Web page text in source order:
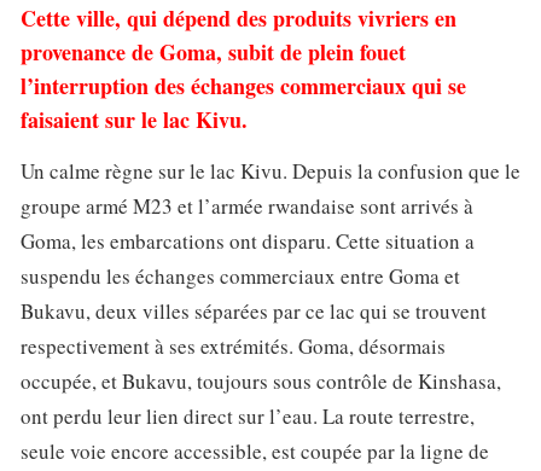
Cette ville, qui dépend des produits vivriers en
provenance de Goma, subit de plein fouet
l’interruption des échanges commerciaux qui se
faisaient sur le lac Kivu.
Un calme règne sur le lac Kivu. Depuis la confusion que le
groupe armé M23 et l’armée rwandaise sont arrivés à
Goma, les embarcations ont disparu. Cette situation a
suspendu les échanges commerciaux entre Goma et
Bukavu, deux villes séparées par ce lac qui se trouvent
respectivement à ses extrémités. Goma, désormais
occupée, et Bukavu, toujours sous contrôle de Kinshasa,
ont perdu leur lien direct sur l’eau. La route terrestre,
seule voie encore accessible, est coupée par la ligne de